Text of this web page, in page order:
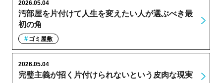
汚部屋を片付けて人生を変えたい人が選ぶべき最
初の角
2026.05.04
ゴミ屋敷
完璧主義が招く片付けられないという皮肉な現実
2026.05.04